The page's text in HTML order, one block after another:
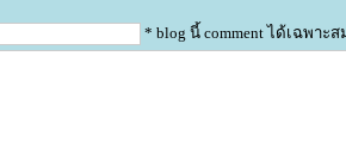
* blog นี้ comment ได้เฉพาะ